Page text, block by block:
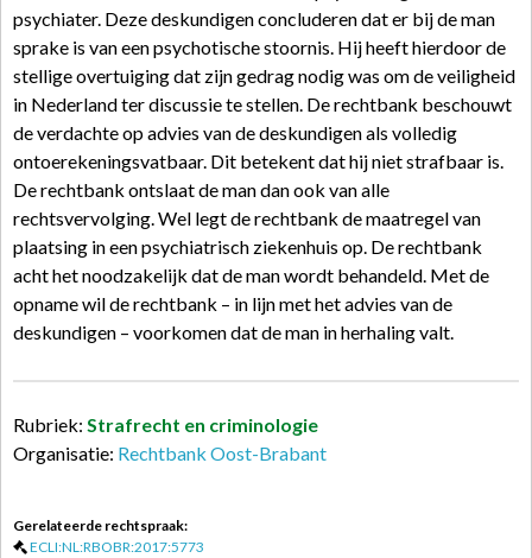
psychiater. Deze deskundigen concluderen dat er bij de man
sprake is van een psychotische stoornis. Hij heeft hierdoor de
stellige overtuiging dat zijn gedrag nodig was om de veiligheid
in Nederland ter discussie te stellen. De rechtbank beschouwt
de verdachte op advies van de deskundigen als volledig
ontoerekeningsvatbaar. Dit betekent dat hij niet strafbaar is.
De rechtbank ontslaat de man dan ook van alle
rechtsvervolging. Wel legt de rechtbank de maatregel van
plaatsing in een psychiatrisch ziekenhuis op. De rechtbank
acht het noodzakelijk dat de man wordt behandeld. Met de
opname wil de rechtbank – in lijn met het advies van de
deskundigen – voorkomen dat de man in herhaling valt.
Rubriek: Strafrecht en criminologie
Organisatie: Rechtbank Oost-Brabant
Gerelateerde rechtspraak:
ECLI:NL:RBOBR:2017:5773